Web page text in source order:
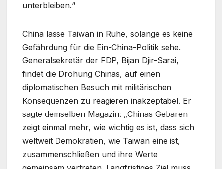
unterbleiben.“
China lasse Taiwan in Ruhe, solange es keine
Gefährdung für die Ein-China-Politik sehe.
Generalsekretär der FDP, Bijan Djir-Sarai,
findet die Drohung Chinas, auf einen
diplomatischen Besuch mit militärischen
Konsequenzen zu reagieren inakzeptabel. Er
sagte demselben Magazin: „Chinas Gebaren
zeigt einmal mehr, wie wichtig es ist, dass sich
weltweit Demokratien, wie Taiwan eine ist,
zusammenschließen und ihre Werte